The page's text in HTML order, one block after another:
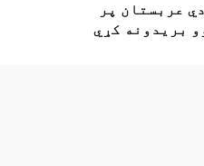
عربستان پر
بريدونه کړي